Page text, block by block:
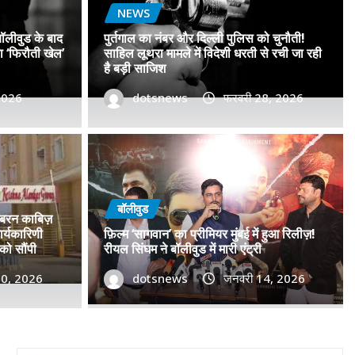
प्रमोद सावंत का ‘गोदान’ को
विमोचन कर मथुरा से फिल्म
मान!
2026
के बाद
खेल’
NEWS
पुर्तगाल का नंबर और दिल्ली पुलिस को चुनौती!
साहिल लूथरा मामले में विदेशी धरती से रची जा रही
है बड़ी साजिश
dotsnews फरवरी 28, 2026
काबिज़
सौंपी
2026
बॉलीवुड
फ़िल्म ‘सागवान’ का प्रीमियर मुंबई में हुआ रिलीज़!
रीयल सिंघम ने बॉलीवुड में मारी एंट्री
dotsnews जनवरी 14, 2026